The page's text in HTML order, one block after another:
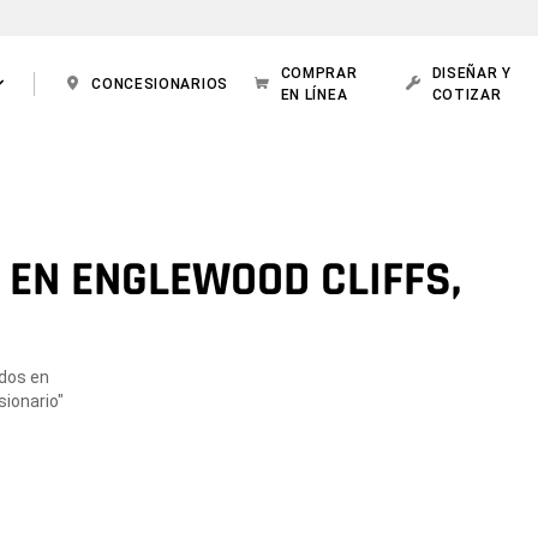
CONCESIONARIOS
COMPRAR
EN LÍNEA
DISEÑAR Y
COTIZAR
ENGLEWOOD CLIFFS,
en